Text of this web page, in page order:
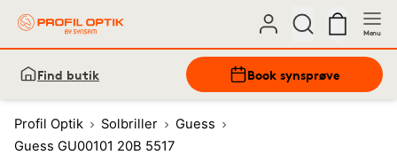
Menu
Find butik Book synsprøve
Profil Optik Solbriller
Guess
Guess GU00101 20B 5517